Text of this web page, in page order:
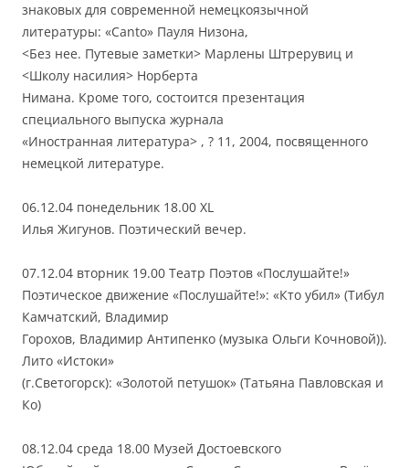
знаковых для современной немецкоязычной
литературы: «Canto» Пауля Низона,
<Без нее. Путевые заметки> Марлены Штрерувиц и
<Школу насилия> Норберта
Нимана. Кроме того, состоится презентация
специального выпуска журнала
«Иностранная литература> , ? 11, 2004, посвященного
немецкой литературе.
06.12.04 понедельник 18.00 XL
Илья Жигунов. Поэтический вечер.
07.12.04 вторник 19.00 Театр Поэтов «Послушайте!»
Поэтическое движение «Послушайте!»: «Кто убил» (Тибул
Камчатский, Владимир
Горохов, Владимир Антипенко (музыка Ольги Кочновой)).
Лито «Истоки»
(г.Светогорск): «Золотой петушок» (Татьяна Павловская и
Ко)
08.12.04 среда 18.00 Музей Достоевского